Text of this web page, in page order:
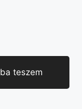
teszem